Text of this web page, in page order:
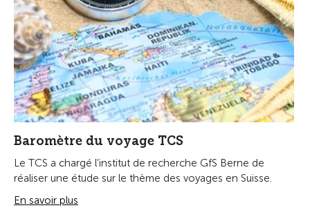
Baromètre du voyage TCS
Le TCS a chargé l'institut de recherche GfS Berne de
réaliser une étude sur le thème des voyages en Suisse.
En savoir plus